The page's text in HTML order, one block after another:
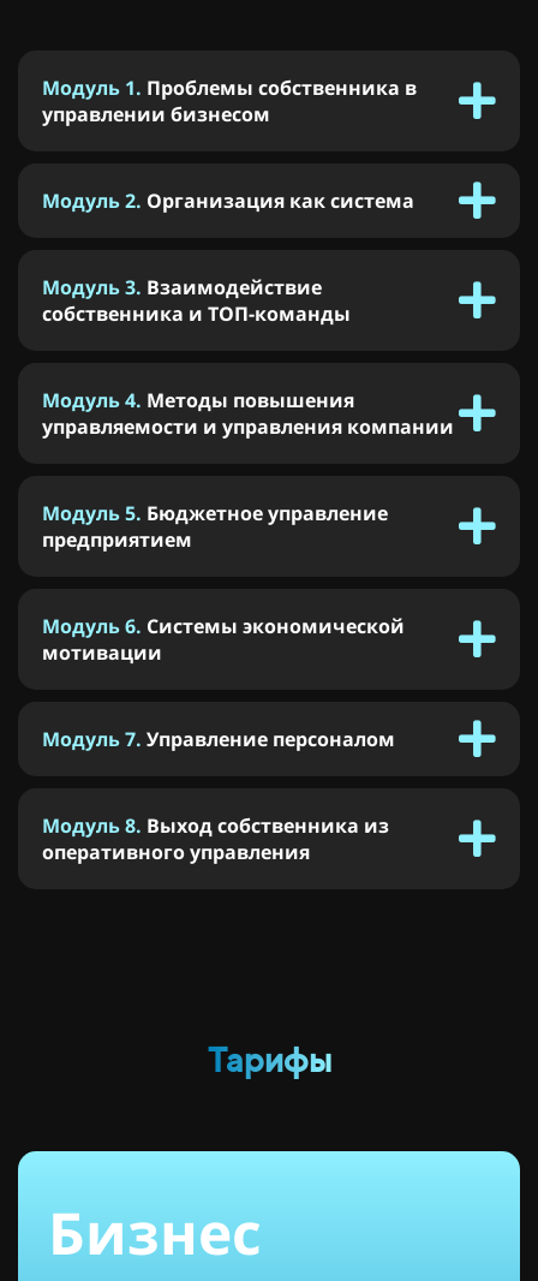
Модуль 1. Проблемы собственника в
управлении бизнесом
Модуль 2. Организация как система
Модуль 3. Взаимодействие
собственника и ТОП-команды
Модуль 4. Методы повышения
управляемости и управления компании
Модуль 5. Бюджетное управление
предприятием
Модуль 6. Системы экономической
мотивации
Модуль 7. Управление персоналом
Модуль 8. Выход собственника из
оперативного управления
Тарифы
Бизнес